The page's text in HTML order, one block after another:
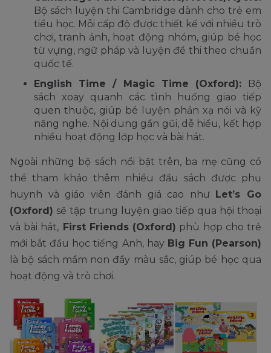
Bộ sách luyện thi Cambridge dành cho trẻ em
tiểu học. Mỗi cấp độ được thiết kế với nhiều trò
chơi, tranh ảnh, hoạt động nhóm, giúp bé học
từ vựng, ngữ pháp và luyện đề thi theo chuẩn
quốc tế.
English Time / Magic Time (Oxford):
Bộ
sách xoay quanh các tình huống giao tiếp
quen thuộc, giúp bé luyện phản xạ nói và kỹ
năng nghe. Nội dung gần gũi, dễ hiểu, kết hợp
nhiều hoạt động lớp học và bài hát.
Ngoài những bộ sách nổi bật trên, ba mẹ cũng có
thể tham khảo thêm nhiều đầu sách được phụ
huynh và giáo viên đánh giá cao như Let’s Go
(Oxford) sẽ tập trung luyện giao tiếp qua hội thoại
và bài hát, First Friends (Oxford) phù hợp cho trẻ
mới bắt đầu học tiếng Anh, hay Big Fun (Pearson)
là bộ sách mầm non đầy màu sắc, giúp bé học qua
hoạt động và trò chơi.